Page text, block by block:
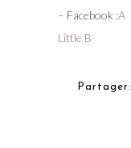
– Facebook :A
Little B
Partager: